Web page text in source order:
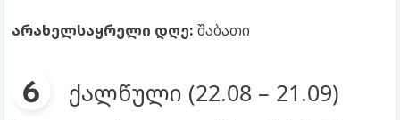
არახელსაყრელი დღე: შაბათი
ქალწული (22.08 – 21.09)